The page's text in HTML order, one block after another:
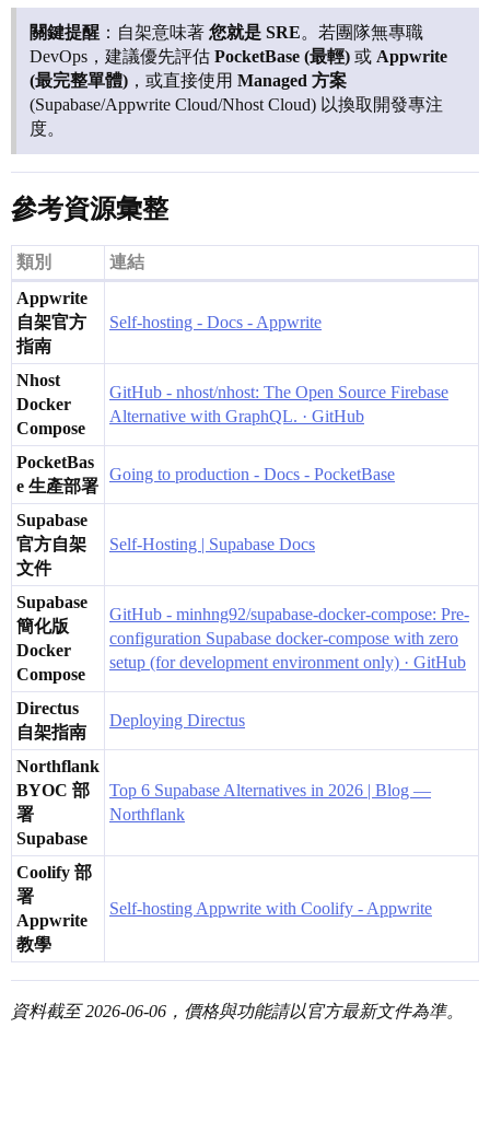
關鍵提醒 ：自架意味著 您就是 SRE。若團隊無專職
DevOps，建議優先評估 PocketBase (最輕) 或 Appwrite
(最完整單體) ，或直接使用 Managed 方案
(Supabase/Appwrite Cloud/Nhost Cloud) 以換取開發專注
度。
參考資源彙整
類別
連結
Appwrite
自架官方
指南
Self-hosting - Docs - Appwrite
Nhost
Docker
Compose
GitHub - nhost/nhost: The Open Source Firebase
Alternative with GraphQL. · GitHub
PocketBas
e 生產部署
Going to production - Docs - PocketBase
Supabase
官方自架
文件
Self-Hosting | Supabase Docs
Supabase
簡化版
Docker
Compose
GitHub - minhng92/supabase-docker-compose: Pre-
configuration Supabase docker-compose with zero
setup (for development environment only) · GitHub
Directus
自架指南
Deploying Directus
Northflank
BYOC 部
署
Supabase
Top 6 Supabase Alternatives in 2026 | Blog —
Northflank
Coolify 部
署
Appwrite
教學
Self-hosting Appwrite with Coolify - Appwrite
資料截至 2026-06-06，價格與功能請以官方最新文件為準。